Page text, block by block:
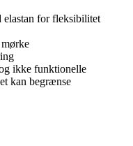
for fleksibilitet
ikke funktionelle
kan begrænse